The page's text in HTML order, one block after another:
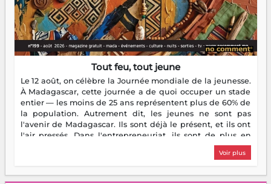
Tout feu, tout jeune
Le 12 août, on célèbre la Journée mondiale de la jeunesse.
À Madagascar, cette journée a de quoi occuper un stade
entier — les moins de 25 ans représentent plus de 60% de
la population. Autrement dit, les jeunes ne sont pas
l'avenir de Madagascar. Ils sont déjà le présent, et ils ont
l'air pressés. Dans l'entrepreneuriat, ils sont de plus en
plus nombreux à se lancer, à créer, à risquer — souvent
sans filet, souvent sans aide, mais toujours avec cette
Voir plus